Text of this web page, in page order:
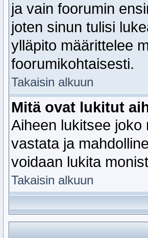
ja vain foorumin
joten sinun tulisi
ylläpito määrittelee
foorumikohtaisesti.
Takaisin alkuun
Mitä ovat lukitut
Aiheen lukitsee joko
vastata ja
voidaan lukita
Takaisin alkuun